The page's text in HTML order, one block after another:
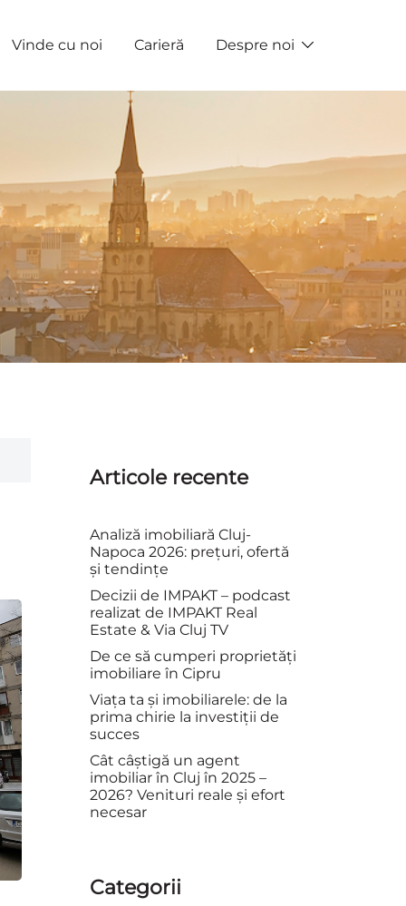
Vinde cu noi Carieră Despre noi
Articole recente
Analiză imobiliară Cluj-
Napoca 2026: prețuri, ofertă
și tendințe
Decizii de IMPAKT – podcast
realizat de IMPAKT Real
Estate & Via Cluj TV
De ce să cumperi proprietăți
imobiliare în Cipru
Viața ta și imobiliarele: de la
prima chirie la investiții de
succes
Cât câștigă un agent
imobiliar în Cluj în 2025 –
2026? Venituri reale și efort
necesar
Categorii